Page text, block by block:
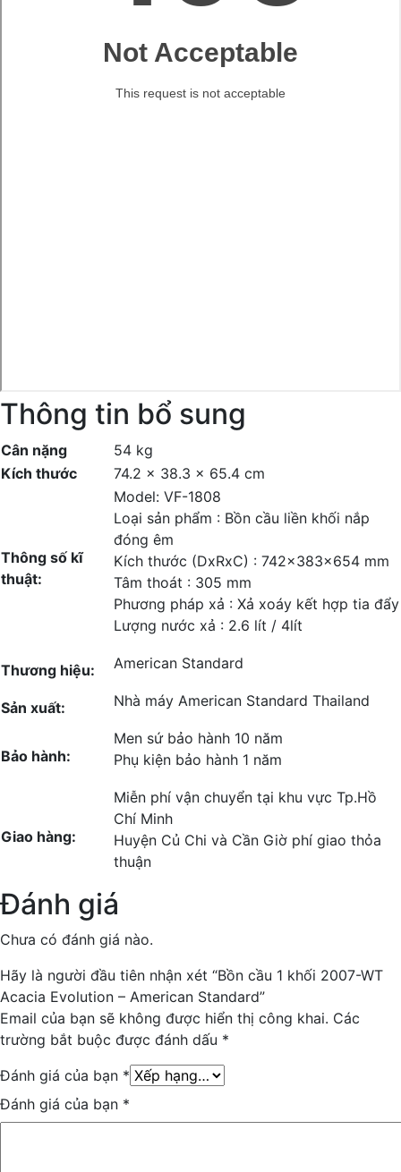
Thông tin bổ sung
Cân nặng
54 kg
Kích thước
74.2 × 38.3 × 65.4 cm
Thông số kĩ
thuật:
Model: VF-1808
Loại sản phẩm : Bồn cầu liền khối nắp
đóng êm
Kích thước (DxRxC) : 742x383x654 mm
Tâm thoát : 305 mm
Phương pháp xả : Xả xoáy kết hợp tia đẩy
Lượng nước xả : 2.6 lít / 4lít
Thương hiệu: American Standard
Sản xuất: Nhà máy American Standard Thailand
Bảo hành:
Men sứ bảo hành 10 năm
Phụ kiện bảo hành 1 năm
Giao hàng:
Miễn phí vận chuyển tại khu vực Tp.Hồ
Chí Minh
Huyện Củ Chi và Cần Giờ phí giao thỏa
thuận
Đánh giá
Chưa có đánh giá nào.
Hãy là người đầu tiên nhận xét “Bồn cầu 1 khối 2007-WT
Acacia Evolution – American Standard”
Email của bạn sẽ không được hiển thị công khai. Các
trường bắt buộc được đánh dấu *
Đánh giá của bạn *
Đánh giá của bạn *